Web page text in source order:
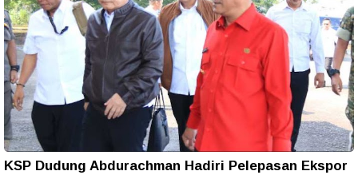
KSP Dudung Abdurachman Hadiri Pelepasan Ekspor